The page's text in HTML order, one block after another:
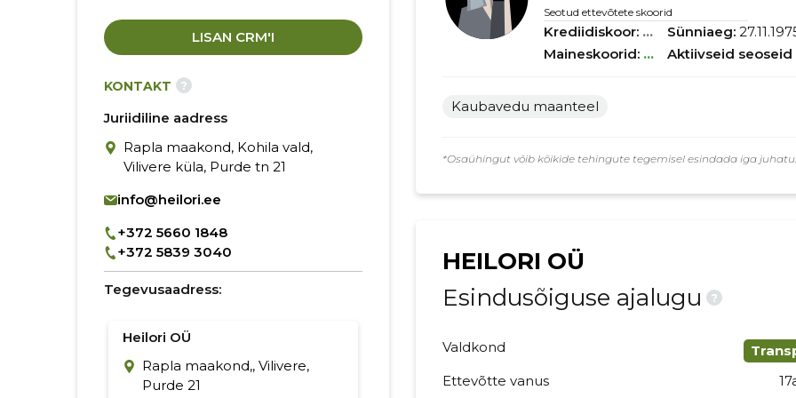
LISAN CRM'I
KONTAKT ?
Juriidiline aadress
Rapla maakond, Kohila vald,
Vilivere küla, Purde tn 21
info@heilori.ee
+372 5660 1848
+372 5839 3040
Tegevusaadress:
Heilori OÜ
Rapla maakond,, Vilivere,
Purde 21
Seotud ettevõtete skoorid
Krediidiskoor: ...
Maineskoorid: ...
Sünniaeg:
Aktiivseid seoseid
Kaubavedu maanteel
*Osaühingut võib kõikide tehingute tegemisel esindada iga
HEILORI OÜ
Esindusõiguse ajalugu
?
Valdkond
Ettevõtte vanus